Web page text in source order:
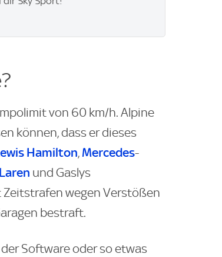
von 60 km/h. Alpine
können, dass er dieses
Hamilton,Mercedes-
und Gaslys
wegen Verstößen
bestraft.
Software oder so etwas